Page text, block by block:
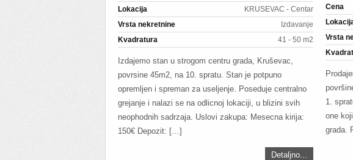
Lokacija
KRUSEVAC - Centar
Vrsta nekretnine
Izdavanje
Kvadratura
41 - 50 m2
Izdajemo stan u strogom centru grada, Kruševac,
povrsine 45m2, na 10. spratu. Stan je potpuno
opremljen i spreman za useljenje. Poseduje centralno
grejanje i nalazi se na odlicnoj lokaciji, u blizini svih
neophodnih sadrzaja. Uslovi zakupa: Mesecna kirija:
150€ Depozit: […]
Detaljno...
Cena
Vrsta
1.
one
grada.